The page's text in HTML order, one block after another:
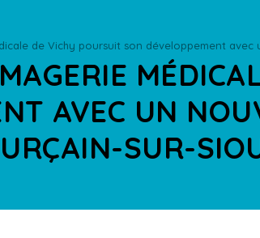
de Vichy poursuit son développement
AVEC UN
SUR-